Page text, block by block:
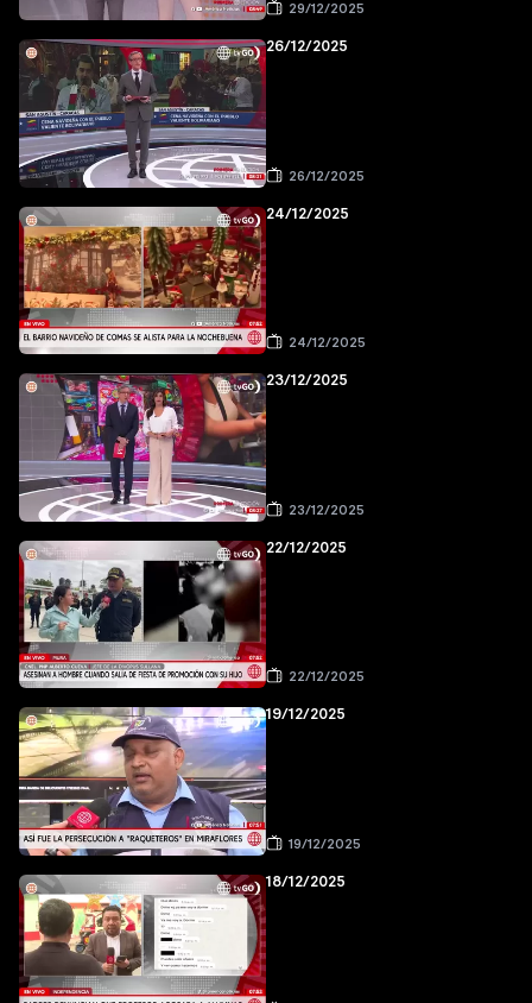
29/12/2025
26/12/2025
26/12/2025
24/12/2025
24/12/2025
23/12/2025
23/12/2025
22/12/2025
22/12/2025
19/12/2025
19/12/2025
18/12/2025